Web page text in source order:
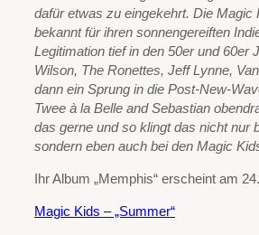
dafür etwas zu eingekehrt. Die Magic
bekannt für ihren sonnengereiften
Legitimation tief in den 50er und 60er
Wilson, The Ronettes, Jeff Lynne,
dann ein Sprung in die Post-New-
Twee à la Belle and Sebastian
das gerne und so klingt das nicht nur
sondern eben auch bei den Magic
Ihr Album „Memphis“ erscheint am
Magic Kids – „Summer“